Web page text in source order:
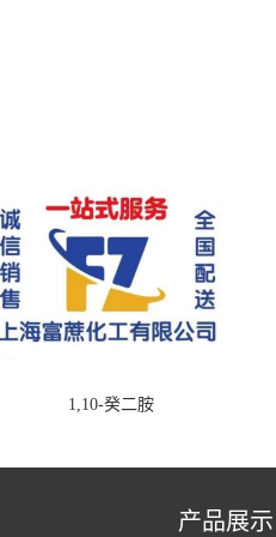
1,10-癸二胺
产品展示